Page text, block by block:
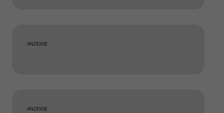
ANZEIGE
ANZEIGE